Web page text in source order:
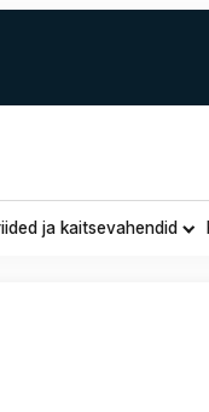
ja kaitsevahendid